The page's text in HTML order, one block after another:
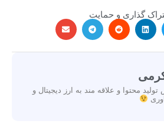
گذاری و حمایت
کرمی
محتوا و علاقه مند به ارز دیجیتال و